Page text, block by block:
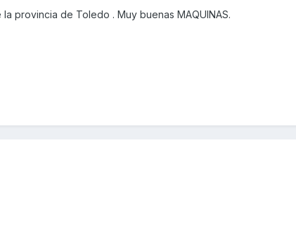
provincia de Toledo . Muy buenas MAQUINAS.